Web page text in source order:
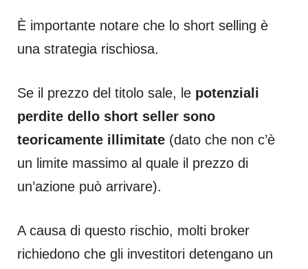
È importante notare che lo short selling è
una strategia rischiosa.
Se il prezzo del titolo sale, le potenziali
perdite dello short seller sono
teoricamente illimitate (dato che non c’è
un limite massimo al quale il prezzo di
un’azione può arrivare).
A causa di questo rischio, molti broker
richiedono che gli investitori detengano un